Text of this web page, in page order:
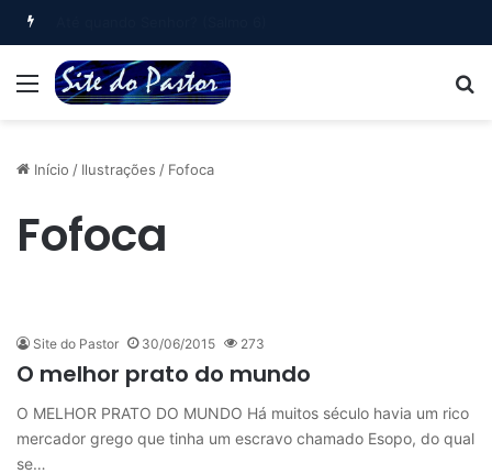
Menu
Início / Ilustrações / Fofoca
Fofoca
Site do Pastor 30/06/2015 273
O melhor prato do mundo
O MELHOR PRATO DO MUNDO Há muitos século havia um rico
mercador grego que tinha um escravo chamado Esopo, do qual
se…